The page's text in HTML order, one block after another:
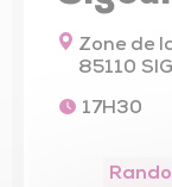
Zone de
85110
17H30